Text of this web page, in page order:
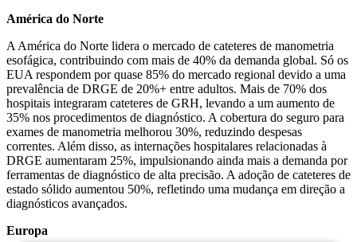
América do Norte
A América do Norte lidera o mercado de cateteres de manometria
esofágica, contribuindo com mais de 40% da demanda global. Só os
EUA respondem por quase 85% do mercado regional devido a uma
prevalência de DRGE de 20%+ entre adultos. Mais de 70% dos
hospitais integraram cateteres de GRH, levando a um aumento de
35% nos procedimentos de diagnóstico. A cobertura do seguro para
exames de manometria melhorou 30%, reduzindo despesas
correntes. Além disso, as internações hospitalares relacionadas à
DRGE aumentaram 25%, impulsionando ainda mais a demanda por
ferramentas de diagnóstico de alta precisão. A adoção de cateteres de
estado sólido aumentou 50%, refletindo uma mudança em direção a
diagnósticos avançados.
Europa